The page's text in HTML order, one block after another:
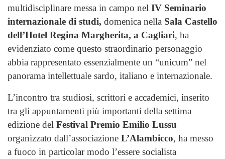
multidisciplinare messa in campo nel IV Seminario
internazionale di studi, domenica nella Sala Castello
dell’Hotel Regina Margherita, a Cagliari, ha
evidenziato come questo straordinario personaggio
abbia rappresentato essenzialmente un “unicum” nel
panorama intellettuale sardo, italiano e internazionale.
L’incontro tra studiosi, scrittori e accademici, inserito
tra gli appuntamenti più importanti della settima
edizione del Festival Premio Emilio Lussu
organizzato dall’associazione L’Alambicco, ha messo
a fuoco in particolar modo l’essere socialista